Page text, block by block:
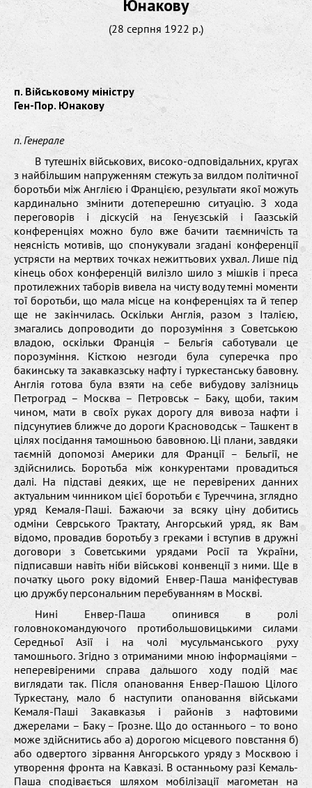
Юнакову
(28 серпня 1922 р.)
п. Військовому міністру
Ген-Пор. Юнакову
п. Генерале
В тутешніх військових, високо-одповідальних, кругах
з найбільшим напруженням стежуть за вилдом політичної
боротьби між Англією і Францією, результати якої можуть
кардинально змінити дотеперешню ситуацію. З хода
переговорів і діскусій на Генуєзській і Гаазській
конференціях можно було вже бачити таємничість та
неясність мотивів, що спонукували згадані конференції
устрясти на мертвих точках нежиттьових ухвал. Лише під
кінець обох конференцій вилізло шило з мішків і преса
протилежних таборів вивела на чисту воду темні моменти
тої боротьби, що мала місце на конференціях та й тепер
ще не закінчилась. Оскільки Англія, разом з Італією,
змагались допроводити до порозуміння з Советською
владою, оскільки Франція – Бельгія саботували це
порозуміння. Кісткою незгоди була суперечка про
бакинську та закавказську нафту і туркестанську бавовну.
Англія готова була взяти на себе вибудову залізниць
Петроград – Москва – Петровськ – Баку, щоби, таким
чином, мати в своїх руках дорогу для вивоза нафти і
підсунутиев ближче до дороги Красноводськ – Ташкент в
цілях посідання тамошньою бавовною. Ці плани, завдяки
таємній допомозі Америки для Франції – Бельгії, не
здійснились. Боротьба між конкурентами провадиться
далі. На підставі деяких, ще не перевірених данних
актуальним чинником цієї боротьби є Туреччина, зглядно
уряд Кемаля-Паші. Бажаючи за всяку ціну добитись
одміни Севрського Трактату, Ангорський уряд, як Вам
відомо, провадив боротьбу з греками і вступив в дружні
договори з Советськими урядами Росії та України,
підписавши навіть ніби військові конвенції з ними. Ще в
початку цього року відомий Енвер-Паша маніфестував
цю дружбу персональним перебуванням в Москві.
Нині Енвер-Паша опинився в ролі
головнокомандуючого протибольшовицькими силами
Середньої Азії і на чолі мусульманського руху
тамошнього. Згідно з отриманими мною інформаціями –
неперевіреними справа дальшого ходу подій має
виглядати так. Після опановання Енвер-Пашою Цілого
Туркестану, мало б наступити опановання військами
Кемаля-Паші Закавказья і районів з нафтовими
джерелами – Баку – Грозне. Що до останнього – то воно
може здійснитись або а) дорогою місцевого повстання б)
або одвертого зірвання Ангорського уряду з Москвою і
утворення фронта на Кавказі. В останньому разі Кемаль-
Паша сподівається шляхом мобілізації магометан на